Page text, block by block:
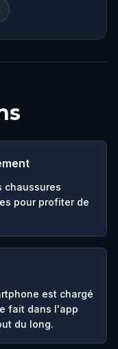
chaussures
pour profiter de
est chargé
fait dans l'app
du long.